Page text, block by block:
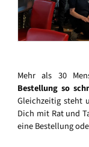
Mehr als 30
Bestellung so
Gleichzeitig steht
Dich mit Rat und
eine Bestellung